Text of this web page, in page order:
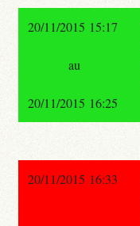
20/11/2015 15:17
au
20/11/2015 16:25
20/11/2015 16:33